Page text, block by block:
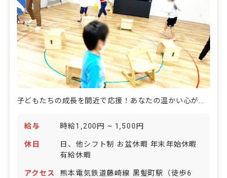
子どもたちの成長を間近で応援！あなたの温かい心が輝く場所がここにあります。
給与 時給1,200円 ~ 1,500円
休日
日、他シフト制 お盆休暇 年末年始休暇
有給休暇
アクセス
熊本電気鉄道藤崎線 黒髪町駅（徒歩6